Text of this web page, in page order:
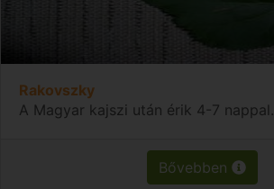
Rakovszky
A Magyar kajszi után érik 4-7 nappal.
Bővebben